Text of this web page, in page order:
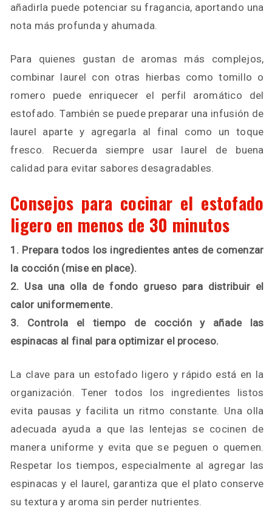
añadirla puede potenciar su fragancia, aportando una
nota más profunda y ahumada.
Para quienes gustan de aromas más complejos,
combinar laurel con otras hierbas como tomillo o
romero puede enriquecer el perfil aromático del
estofado. También se puede preparar una infusión de
laurel aparte y agregarla al final como un toque
fresco. Recuerda siempre usar laurel de buena
calidad para evitar sabores desagradables.
Consejos para cocinar el estofado
ligero en menos de 30 minutos
1. Prepara todos los ingredientes antes de comenzar
la cocción (mise en place).
2. Usa una olla de fondo grueso para distribuir el
calor uniformemente.
3. Controla el tiempo de cocción y añade las
espinacas al final para optimizar el proceso.
La clave para un estofado ligero y rápido está en la
organización. Tener todos los ingredientes listos
evita pausas y facilita un ritmo constante. Una olla
adecuada ayuda a que las lentejas se cocinen de
manera uniforme y evita que se peguen o quemen.
Respetar los tiempos, especialmente al agregar las
espinacas y el laurel, garantiza que el plato conserve
su textura y aroma sin perder nutrientes.